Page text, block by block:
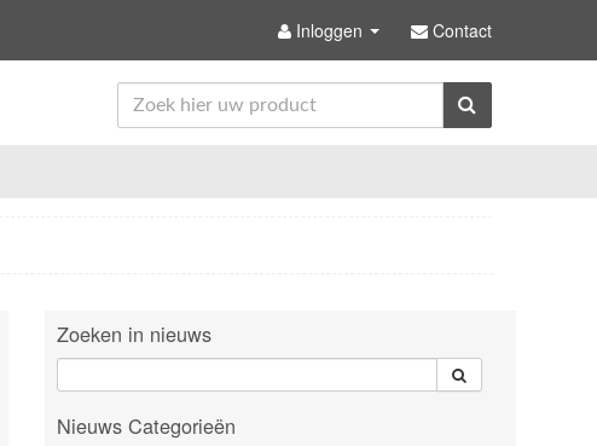
Inloggen Contact
Zoeken in nieuws
Nieuws Categorieën